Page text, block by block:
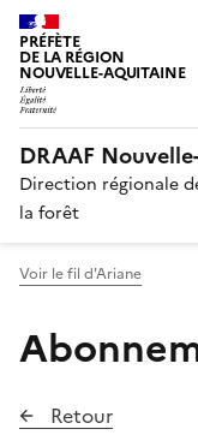
PRÉFÈTE
DE LA RÉGION
NOUVELLE-AQUITAINE
DRAAF
Direction régionale
la forêt
Voir le fil d'Ariane
Retour